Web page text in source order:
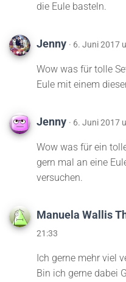
die Eule basteln.
Jenny · 6. Juni 2017
Wow was für tolle
Eule mit einem
Jenny · 6. Juni 2017
Wow was für ein
gern mal an eine
versuchen.
Manuela Wallis
21:33
Ich gerne mehr viel
Bin ich gerne dabei